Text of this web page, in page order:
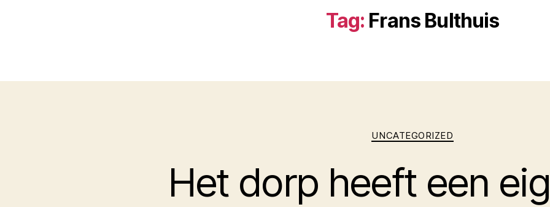
Tag: Frans Bulthuis
UNCATEGORIZED
Het dorp heeft een